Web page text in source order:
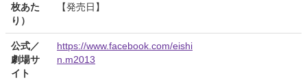
枚あた
り）
【発売日】
公式／
劇場サ
イト
https://www.facebook.com/eishi
n.m2013